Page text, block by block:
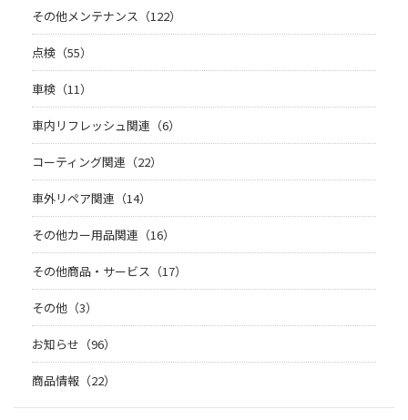
その他メンテナンス（122）
点検（55）
車検（11）
車内リフレッシュ関連（6）
コーティング関連（22）
車外リペア関連（14）
その他カー用品関連（16）
その他商品・サービス（17）
その他（3）
お知らせ（96）
商品情報（22）